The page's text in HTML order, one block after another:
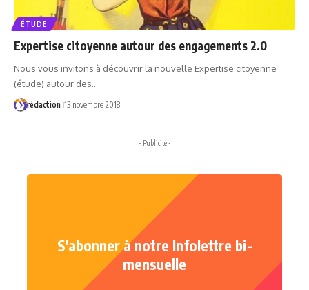
ÉTUDE
Expertise citoyenne autour des engagements 2.0
Nous vous invitons à découvrir la nouvelle Expertise citoyenne
(étude) autour des…
rédaction 13 novembre 2018
- Publicité -
S'abonner à notre Infolettre bi-
mensuelle